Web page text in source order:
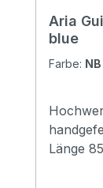
Aria
blue
Farbe:
Länge 850-